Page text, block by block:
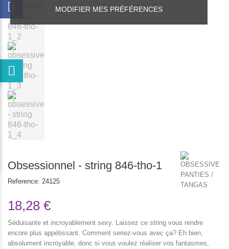
MODIFIER MES PRÉFÉRENCES
Obsessionnel - string 846-tho-1
Reference: 24125
18,28 €
Séduisante et incroyablement sexy. Laissez ce string vous rendre
encore plus appétissant. Comment seriez-vous avec ça? Eh bien,
absolument incroyable, donc si vous voulez réaliser vos fantasmes,